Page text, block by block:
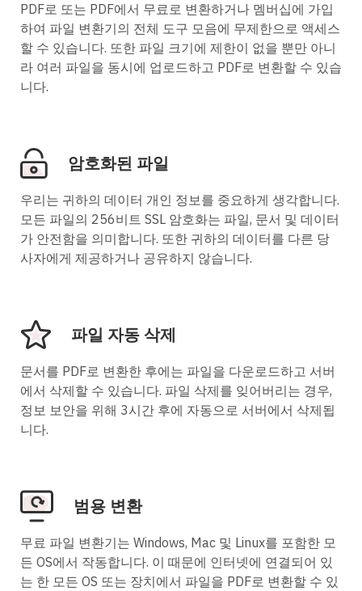
PDF로 또는 PDF에서 무료로 변환하거나 멤버십에 가입
하여 파일 변환기의 전체 도구 모음에 무제한으로 액세스
할 수 있습니다. 또한 파일 크기에 제한이 없을 뿐만 아니
라 여러 파일을 동시에 업로드하고 PDF로 변환할 수 있습
니다.
암호화된 파일
우리는 귀하의 데이터 개인 정보를 중요하게 생각합니다.
모든 파일의 256비트 SSL 암호화는 파일, 문서 및 데이터
가 안전함을 의미합니다. 또한 귀하의 데이터를 다른 당
사자에게 제공하거나 공유하지 않습니다.
파일 자동 삭제
문서를 PDF로 변환한 후에는 파일을 다운로드하고 서버
에서 삭제할 수 있습니다. 파일 삭제를 잊어버리는 경우,
정보 보안을 위해 3시간 후에 자동으로 서버에서 삭제됩
니다.
범용 변환
무료 파일 변환기는 Windows, Mac 및 Linux를 포함한 모
든 OS에서 작동합니다. 이 때문에 인터넷에 연결되어 있
는 한 모든 OS 또는 장치에서 파일을 PDF로 변환할 수 있